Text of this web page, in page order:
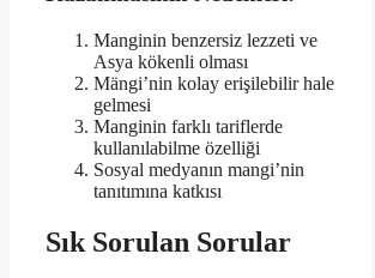
Manginin benzersiz lezzeti ve
Asya kökenli olması
Mängi’nin kolay erişilebilir hale
gelmesi
Manginin farklı tariflerde
kullanılabilme özelliği
Sosyal medyanın mangi’nin
tanıtımına katkısı
Sık Sorulan Sorular